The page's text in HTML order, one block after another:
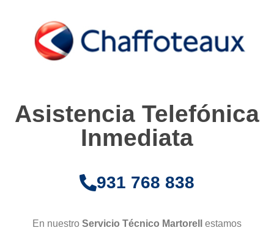
Asistencia Telefónica
Inmediata
931 768 838
En nuestro Servicio Técnico Martorell estamos